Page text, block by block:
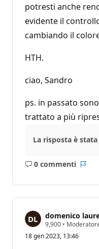
potresti anche
evidente il
cambiando il
HTH.
ciao, Sandro
ps. in passato
trattato a più
La risposta è
0 commenti
Nessun
domenico
9,900 P
n
•
18 gen 2023, 13:46